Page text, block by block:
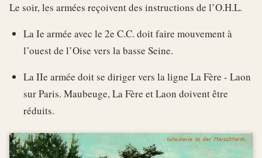
Le soir, les armées reçoivent des instructions de l’O.H.L.
La Ie armée avec le 2e C.C. doit faire mouvement à
l’ouest de l’Oise vers la basse Seine.
La IIe armée doit se diriger vers la ligne La Fère - Laon
sur Paris. Maubeuge, La Fère et Laon doivent être
réduits.